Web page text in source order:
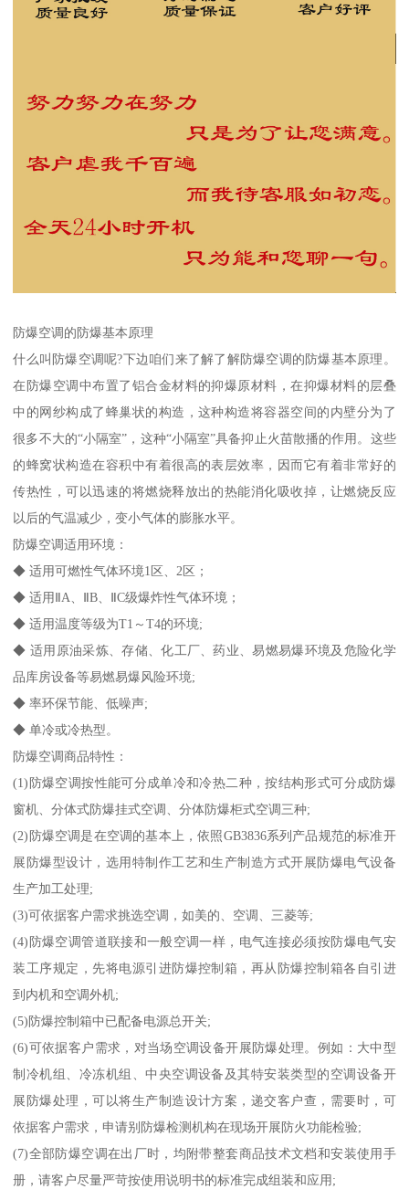
防爆空调的防爆基本原理
什么叫防爆空调呢?下边咱们来了解了解防爆空调的防爆基本原理。
在防爆空调中布置了铝合金材料的抑爆原材料，在抑爆材料的层叠
中的网纱构成了蜂巢状的构造，这种构造将容器空间的内壁分为了
很多不大的“小隔室”，这种“小隔室”具备抑止火苗散播的作用。这些
的蜂窝状构造在容积中有着很高的表层效率，因而它有着非常好的
传热性，可以迅速的将燃烧释放出的热能消化吸收掉，让燃烧反应
以后的气温减少，变小气体的膨胀水平。
防爆空调适用环境：
◆ 适用可燃性气体环境1区、2区；
◆ 适用ⅡA、ⅡB、ⅡC级爆炸性气体环境；
◆ 适用温度等级为T1～T4的环境;
◆ 适用原油采炼、存储、化工厂、药业、易燃易爆环境及危险化学
品库房设备等易燃易爆风险环境;
◆ 率环保节能、低噪声;
◆ 单冷或冷热型。
防爆空调商品特性：
(1)防爆空调按性能可分成单冷和冷热二种，按结构形式可分成防爆
窗机、分体式防爆挂式空调、分体防爆柜式空调三种;
(2)防爆空调是在空调的基本上，依照GB3836系列产品规范的标准开
展防爆型设计，选用特制作工艺和生产制造方式开展防爆电气设备
生产加工处理;
(3)可依据客户需求挑选空调，如美的、空调、三菱等;
(4)防爆空调管道联接和一般空调一样，电气连接必须按防爆电气安
装工序规定，先将电源引进防爆控制箱，再从防爆控制箱各自引进
到内机和空调外机;
(5)防爆控制箱中已配备电源总开关;
(6)可依据客户需求，对当场空调设备开展防爆处理。例如：大中型
制冷机组、冷冻机组、中央空调设备及其特安装类型的空调设备开
展防爆处理，可以将生产制造设计方案，递交客户查，需要时，可
依据客户需求，申请别防爆检测机构在现场开展防火功能检验;
(7)全部防爆空调在出厂时，均附带整套商品技术文档和安装使用手
册，请客户尽量严苛按使用说明书的标准完成组装和应用;